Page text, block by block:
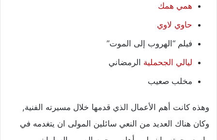
همي همك
حاوي لاوي
فيلم “الهروب إلى الموت”
ليالي الجحملية الرمضاني
مخلب صعيب
وهذه كانت أهم الأعمال الذي قدمها خلال مسيرته الفنية,
وكان هناك العديد من النعي سائلين المولى ان يتغدمه في